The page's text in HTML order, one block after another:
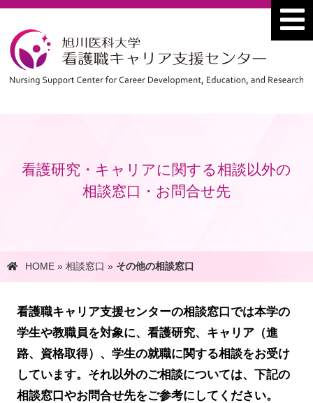
看護研究・キャリアに関する相談以外の
相談窓口・お問合せ先
HOME» 相談窓口 » その他の相談窓口
看護職キャリア支援センターの相談窓口では本学の
学生や教職員を対象に、看護研究、キャリア（進
路、資格取得）、学生の就職に関する相談をお受け
しています。それ以外のご相談については、下記の
相談窓口やお問合せ先をご参考にしてください。